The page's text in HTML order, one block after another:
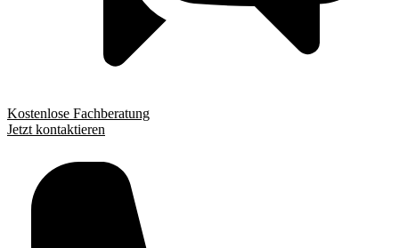
Kostenlose Fachberatung
Jetzt kontaktieren